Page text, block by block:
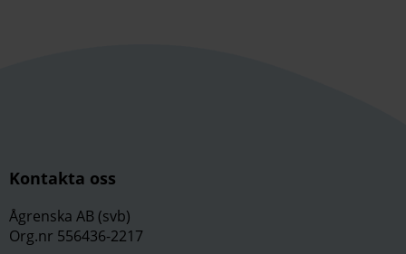
Kontakta oss
Ågrenska AB (svb)
Org.nr 556436-2217